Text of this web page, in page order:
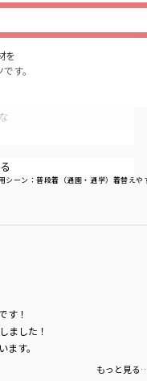
シーン ：普段着（通園・通学） 着替えや
す！
ました！
す。
もっと見る
を
す。
り、
です。